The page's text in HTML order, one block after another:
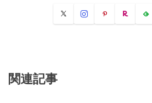
関連記事